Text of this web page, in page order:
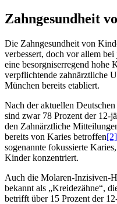
Zahngesundheit
Die Zahngesundheit von
verbessert, doch vor allem
eine besorgniserregend hohe
verpflichtende zahnärztliche
München bereits etabliert.
Nach der aktuellen
sind zwar 78 Prozent der 12-
den Zahnärztliche
bereits von Karies betroffen[2]
sogenannte fokussierte
Kinder konzentriert.
Auch die Molaren-Inzisiven-
bekannt als „Kreidezähne“,
betrifft über 15 Prozent der